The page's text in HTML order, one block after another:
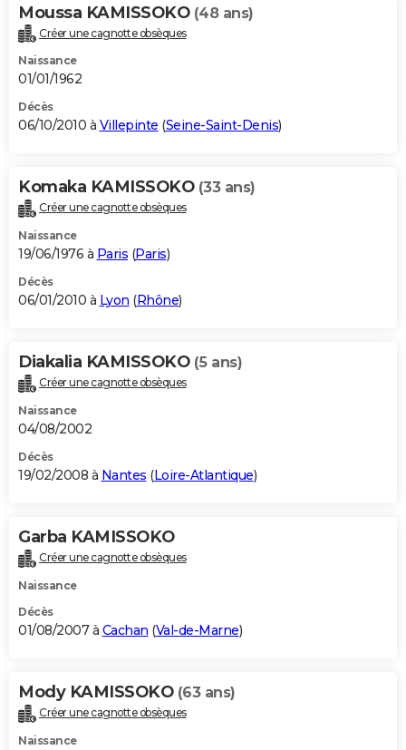
Moussa KAMISSOKO (48 ans)
Créer une cagnotte obsèques
Naissance
01/01/1962
Décès
06/10/2010 à Villepinte (Seine-Saint-Denis)
Komaka KAMISSOKO (33 ans)
Créer une cagnotte obsèques
Naissance
19/06/1976 à Paris (Paris)
Décès
06/01/2010 à Lyon (Rhône)
Diakalia KAMISSOKO (5 ans)
Créer une cagnotte obsèques
Naissance
04/08/2002
Décès
19/02/2008 à Nantes (Loire-Atlantique)
Garba KAMISSOKO
Créer une cagnotte obsèques
Naissance
Décès
01/08/2007 à Cachan (Val-de-Marne)
Mody KAMISSOKO (63 ans)
Créer une cagnotte obsèques
Naissance